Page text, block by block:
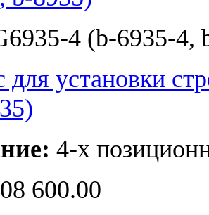
4 (b-6935-4,
для установки
4-х
600.00